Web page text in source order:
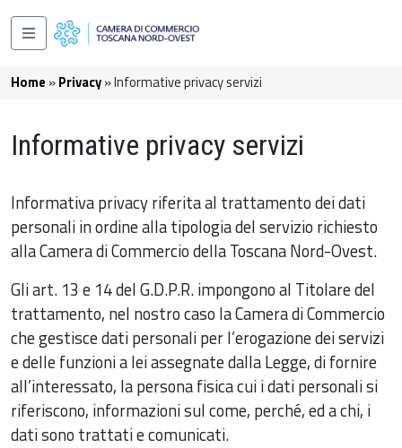
Salta al contenuto principale
Navigazione principale
Briciole di pane
Home Privacy Informative privacy servizi
Informative privacy servizi
Informativa privacy riferita al trattamento dei dati
personali in ordine alla tipologia del servizio richiesto
alla Camera di Commercio della Toscana Nord-Ovest.
Gli art. 13 e 14 del G.D.P.R. impongono al Titolare del
trattamento, nel nostro caso la Camera di Commercio
che gestisce dati personali per l’erogazione dei servizi
e delle funzioni a lei assegnate dalla Legge, di fornire
all’interessato, la persona fisica cui i dati personali si
riferiscono, informazioni sul come, perché, ed a chi, i
dati sono trattati e comunicati.